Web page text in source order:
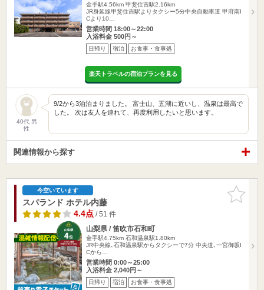
金手駅4.56km 甲斐住吉駅2.16km
JR身延線甲斐住吉駅よりタクシー5分中央自動車道 甲府南I
Cより10…
営業時間 18:00～22:00
入浴料金 500円～
日帰り 宿泊 お食事・食事処
楽天トラベルの宿泊プランを見る
40代 男
性
9/2から3泊泊まりました。 富士山、五湖に近いし、温泉は最高で
した。 次は友人を連れて、再度利用したいと思います。
関連情報から探す
お気に入
りに追加
今空いています
スパランド ホテル内藤
4.4点/ 51 件
山梨県 / 笛吹市石和町
金手駅4.75km 石和温泉駅1.80km
JR中央線､石和温泉駅からタクシーで7分 中央道､一宮御坂I
Cから…
営業時間 0:00～25:00
入浴料金 2,040円～
日帰り 宿泊 お食事・食事処